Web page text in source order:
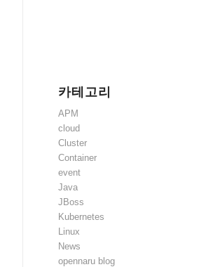
카테고리
APM
cloud
Cluster
Container
event
Java
JBoss
Kubernetes
Linux
News
opennaru blog